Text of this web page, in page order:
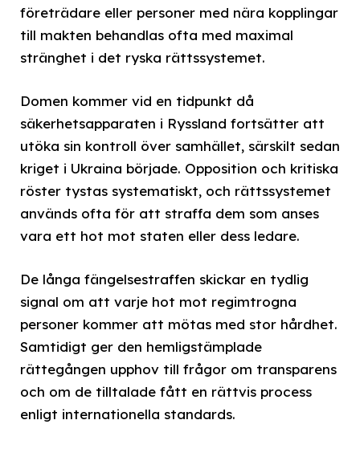
företrädare eller personer med nära kopplingar
till makten behandlas ofta med maximal
stränghet i det ryska rättssystemet.
Domen kommer vid en tidpunkt då
säkerhetsapparaten i Ryssland fortsätter att
utöka sin kontroll över samhället, särskilt sedan
kriget i Ukraina började. Opposition och kritiska
röster tystas systematiskt, och rättssystemet
används ofta för att straffa dem som anses
vara ett hot mot staten eller dess ledare.
De långa fängelsestraffen skickar en tydlig
signal om att varje hot mot regimtrogna
personer kommer att mötas med stor hårdhet.
Samtidigt ger den hemligstämplade
rättegången upphov till frågor om transparens
och om de tilltalade fått en rättvis process
enligt internationella standards.